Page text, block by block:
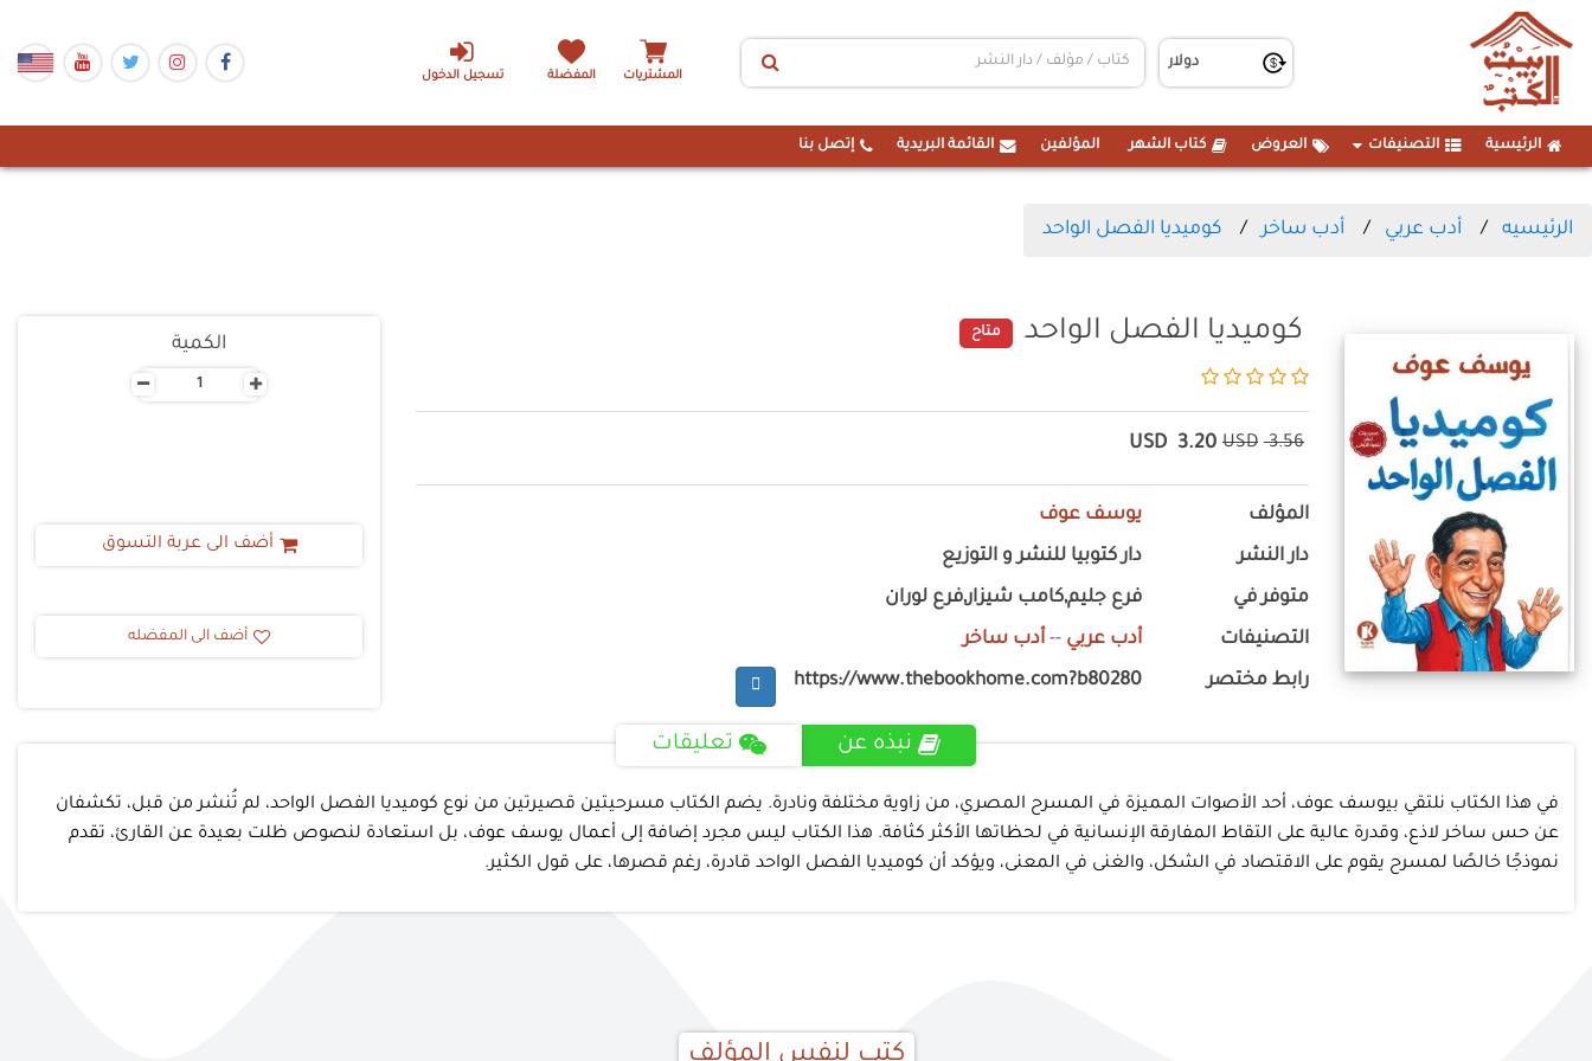
تسجيل الدخول المشتريات المفضلة
الرئيسية التصنيفات العروض كتاب الشهر المؤلفين القائمة البريدية إتصل بنا
الرئيسيه أدب عربي أدب ساخر كوميديا الفصل الواحد
كوميديا الفصل الواحد متاح
3.56
USD
3.20
USD
المؤلف يوسف عوف
دار النشر دار كتوبيا للنشر و التوزيع
متوفر في فرع جليم,كامب شيزار,فرع لوران
التصنيفات أدب عربي -- أدب ساخر
رابط مختصر https://www.thebookhome.com?b80280
الكمية
- +
أضف الى عربة التسوق
أضف الى المفضله
نبذه عن تعليقات
في هذا الكتاب نلتقي بيوسف عوف، أحد الأصوات المميزة في المسرح المصري، من زاوية مختلفة ونادرة. يضم الكتاب مسرحيتين قصيرتين من نوع كوميديا الفصل الواحد، لم تُنشر من قبل، تكشفان
عن حس ساخر لاذع، وقدرة عالية على التقاط المفارقة الإنسانية في لحظاتها الأكثر كثافة. هذا الكتاب ليس مجرد إضافة إلى أعمال يوسف عوف، بل استعادة لنصوص ظلت بعيدة عن القارئ، تقدم
نموذجًا خالصًا لمسرح يقوم على الاقتصاد في الشكل، والغنى في المعنى، ويؤكد أن كوميديا الفصل الواحد قادرة، رغم قصرها، على قول الكثير.